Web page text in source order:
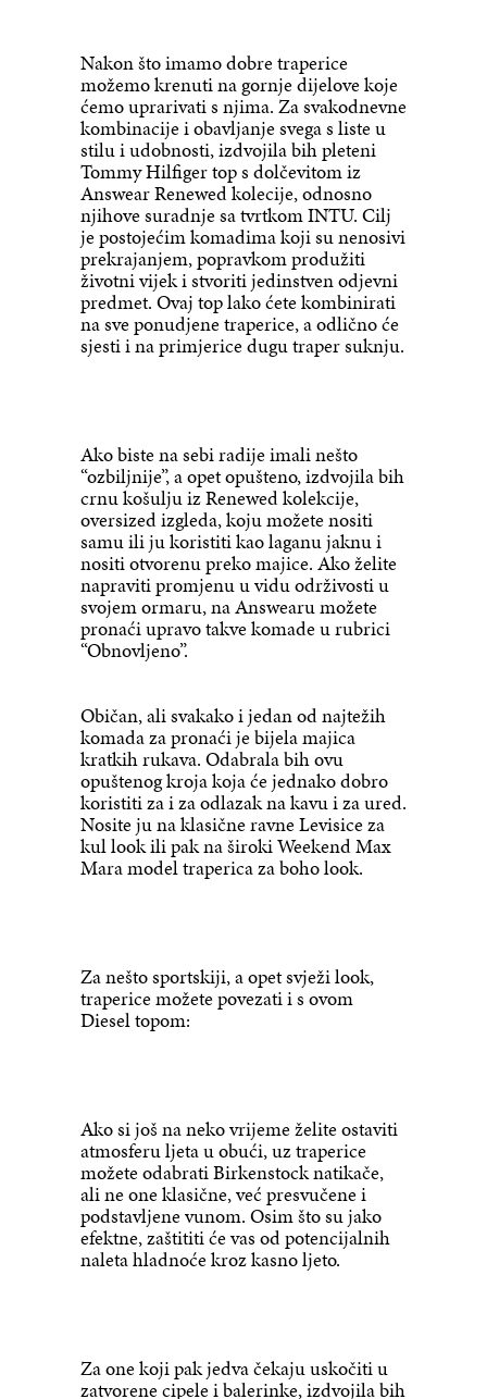
Nakon što imamo dobre traperice
možemo krenuti na gornje dijelove koje
ćemo uprarivati s njima. Za svakodnevne
kombinacije i obavljanje svega s liste u
stilu i udobnosti, izdvojila bih pleteni
Tommy Hilfiger top s dolčevitom iz
Answear Renewed kolecije, odnosno
njihove suradnje sa tvrtkom INTU. Cilj
je postojećim komadima koji su nenosivi
prekrajanjem, popravkom produžiti
životni vijek i stvoriti jedinstven odjevni
predmet. Ovaj top lako ćete kombinirati
na sve ponudjene traperice, a odlično će
sjesti i na primjerice dugu traper suknju.
Ako biste na sebi radije imali nešto
“ozbiljnije”, a opet opušteno, izdvojila bih
crnu košulju iz Renewed kolekcije,
oversized izgleda, koju možete nositi
samu ili ju koristiti kao laganu jaknu i
nositi otvorenu preko majice. Ako želite
napraviti promjenu u vidu održivosti u
svojem ormaru, na Answearu možete
pronaći upravo takve komade u rubrici
“Obnovljeno”.
Običan, ali svakako i jedan od najtežih
komada za pronaći je bijela majica
kratkih rukava. Odabrala bih ovu
opuštenog kroja koja će jednako dobro
koristiti za i za odlazak na kavu i za ured.
Nosite ju na klasične ravne Levisice za
kul look ili pak na široki Weekend Max
Mara model traperica za boho look.
Za nešto sportskiji, a opet svježi look,
traperice možete povezati i s ovom
Diesel topom:
Ako si još na neko vrijeme želite ostaviti
atmosferu ljeta u obući, uz traperice
možete odabrati Birkenstock natikače,
ali ne one klasične, već presvučene i
podstavljene vunom. Osim što su jako
efektne, zaštititi će vas od potencijalnih
naleta hladnoće kroz kasno ljeto.
Za one koji pak jedva čekaju uskočiti u
zatvorene cipele i balerinke, izdvojila bih